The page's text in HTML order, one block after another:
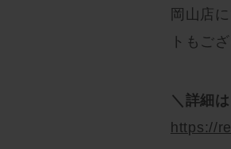
岡山店
トもご
＼詳細
https://